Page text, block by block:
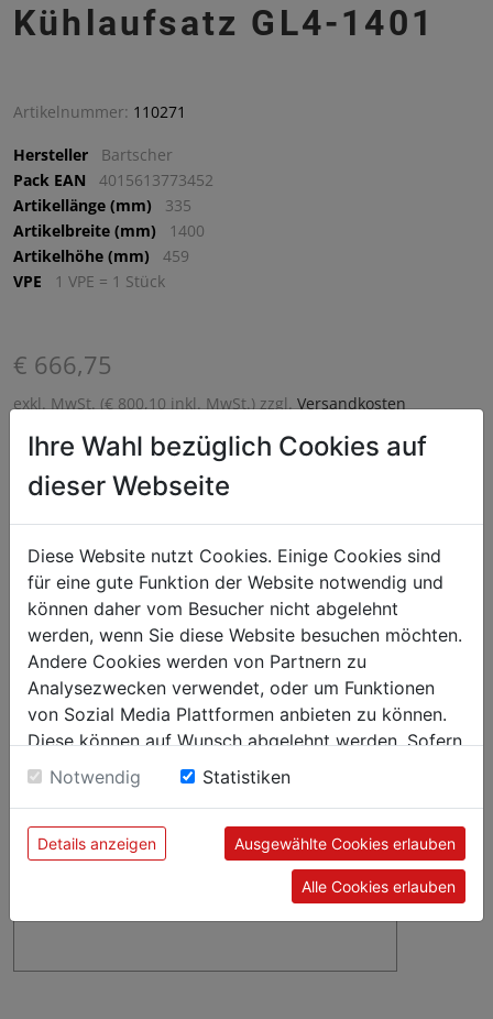
Kühlaufsatz GL4-1401
Artikelnummer: 110271
Hersteller
Bartscher
Pack EAN
4015613773452
Artikellänge (mm)
335
Artikelbreite (mm)
1400
Artikelhöhe (mm)
459
VPE
1 VPE = 1 Stück
€ 666,75
exkl. MwSt. (€ 800,10 inkl. MwSt.) zzgl. Versandkosten
^
IN DEN WARENKORB
Hygienisch und sauber – Glasaufsatz als Hustenschutz
Ihre Wahl bezüglich Cookies auf
dieser Webseite
Diese Website nutzt Cookies. Einige Cookies sind
für eine gute Funktion der Website notwendig und
können daher vom Besucher nicht abgelehnt
werden, wenn Sie diese Website besuchen möchten.
Andere Cookies werden von Partnern zu
Analysezwecken verwendet, oder um Funktionen
von Sozial Media Plattformen anbieten zu können.
Diese können auf Wunsch abgelehnt werden. Sofern
sie unsere Webseite weiter nutzen, geben Sie
Einwilligung zu unseren Cookies.
Notwendig Statistiken
Details anzeigen Ausgewählte Cookies erlauben
Alle Cookies erlauben